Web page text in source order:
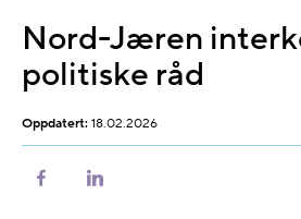
Nord-Jæren
politiske råd
Oppdatert: 18.02.2026
Del
Del